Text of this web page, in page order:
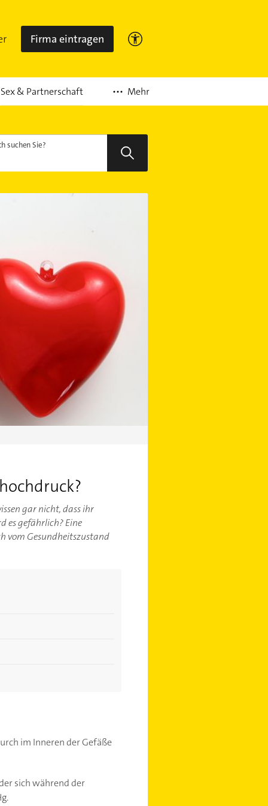
Firma eintragen
Sex & Partnerschaft Mehr
suchen Sie?
gar nicht, dass ihr
es gefährlich? Eine
vom Gesundheitszustand
im Inneren der Gefäße
sich während der